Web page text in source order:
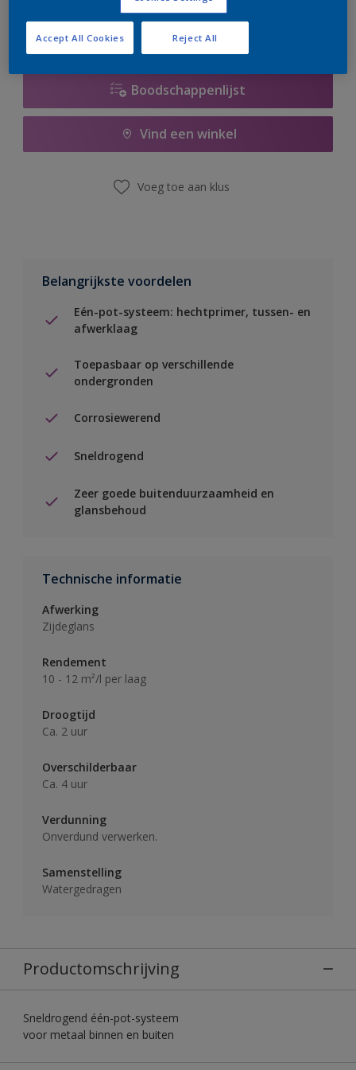
Boodschappenlijst
Vind een winkel
Voeg toe aan klus
Belangrijkste voordelen
Eén-pot-systeem: hechtprimer, tussen- en
afwerklaag
Toepasbaar op verschillende
ondergronden
Corrosiewerend
Sneldrogend
Zeer goede buitenduurzaamheid en
glansbehoud
Technische informatie
Afwerking
Zijdeglans
Rendement
10 - 12 m²/l per laag
Droogtijd
Ca. 2 uur
Overschilderbaar
Ca. 4 uur
Verdunning
Onverdund verwerken.
Samenstelling
Watergedragen
Productomschrijving
Sneldrogend één-pot-systeem
voor metaal binnen en buiten
Reject All
Accept All Cookies